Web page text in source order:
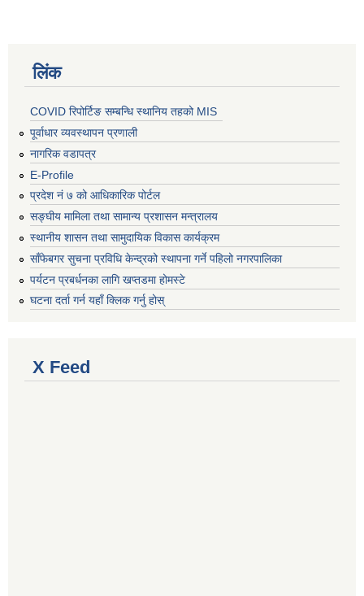
लिंक
COVID रिपोर्टिङ सम्बन्धि स्थानिय तहको MIS
पूर्वाधार व्यवस्थापन प्रणाली
नागरिक वडापत्र
E-Profile
प्रदेश नं ७ को आधिकारिक पोर्टल
सङ्घीय मामिला तथा सामान्य प्रशासन मन्त्रालय
स्थानीय शासन तथा सामुदायिक विकास कार्यक्रम
साँफेबगर सुचना प्रविधि केन्द्रको स्थापना गर्ने पहिलो नगरपालिका
पर्यटन प्रबर्धनका लागि खप्तडमा होमस्टे
घटना दर्ता गर्न यहाँ क्लिक गर्नु होस्
X Feed